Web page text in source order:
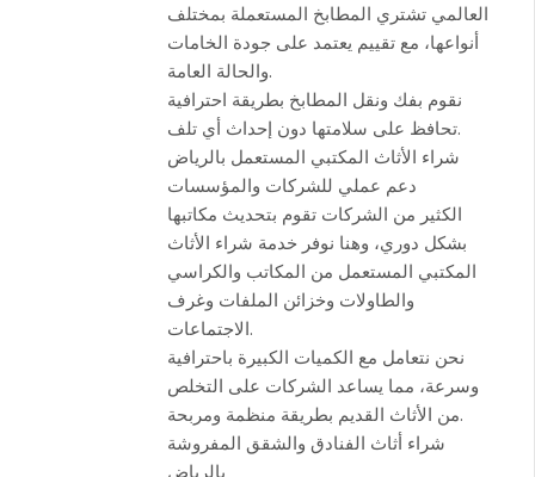
العالمي تشتري المطابخ المستعملة بمختلف
أنواعها، مع تقييم يعتمد على جودة الخامات
والحالة العامة.
نقوم بفك ونقل المطابخ بطريقة احترافية
تحافظ على سلامتها دون إحداث أي تلف.
شراء الأثاث المكتبي المستعمل بالرياض
دعم عملي للشركات والمؤسسات
الكثير من الشركات تقوم بتحديث مكاتبها
بشكل دوري، وهنا نوفر خدمة شراء الأثاث
المكتبي المستعمل من المكاتب والكراسي
والطاولات وخزائن الملفات وغرف
الاجتماعات.
نحن نتعامل مع الكميات الكبيرة باحترافية
وسرعة، مما يساعد الشركات على التخلص
من الأثاث القديم بطريقة منظمة ومربحة.
شراء أثاث الفنادق والشقق المفروشة
بالرياض